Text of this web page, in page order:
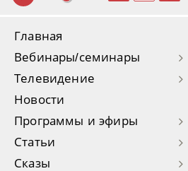
Главная
Вебинары/семинары
Телевидение
Новости
Программы и эфиры
Статьи
Сказы